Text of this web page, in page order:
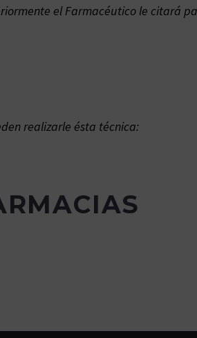
el Farmacéutico le citará
realizarle ésta técnica: